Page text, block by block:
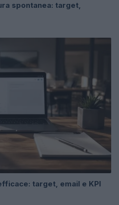
spontanea: target,
target, email e KPI